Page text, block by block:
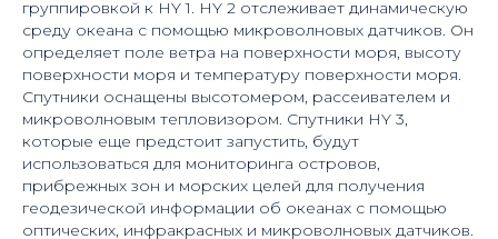
группировкой к HY 1. HY 2 отслеживает динамическую
среду океана с помощью микроволновых датчиков. Он
определяет поле ветра на поверхности моря, высоту
поверхности моря и температуру поверхности моря.
Спутники оснащены высотомером, рассеивателем и
микроволновым тепловизором. Спутники HY 3,
которые еще предстоит запустить, будут
использоваться для мониторинга островов,
прибрежных зон и морских целей для получения
геодезической информации об океанах с помощью
оптических, инфракрасных и микроволновых датчиков.